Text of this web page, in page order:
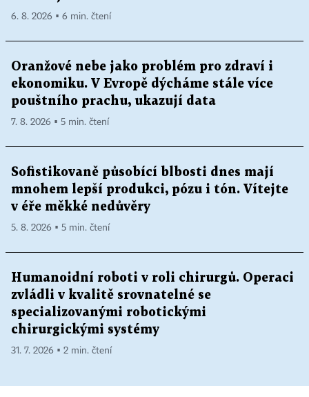
6. 8. 2026 ▪ 6 min. čtení
Oranžové nebe jako problém pro zdraví i
ekonomiku. V Evropě dýcháme stále více
pouštního prachu, ukazují data
7. 8. 2026 ▪ 5 min. čtení
Sofistikovaně působící blbosti dnes mají
mnohem lepší produkci, pózu i tón. Vítejte
v éře měkké nedůvěry
5. 8. 2026 ▪ 5 min. čtení
Humanoidní roboti v roli chirurgů. Operaci
zvládli v kvalitě srovnatelné se
specializovanými robotickými
chirurgickými systémy
31. 7. 2026 ▪ 2 min. čtení